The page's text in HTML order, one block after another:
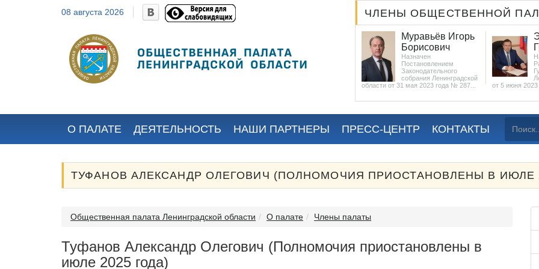
08 августа 2026 ЧЛЕНЫ ОБЩЕСТВЕННОЙ
Николай
Александрович
Избран местными
Геннадьевна
Избрана местными
общественными
организациями...
Муравьёв Игорь
Борисович
Назначен
Постановлением
Законодательного
собрания Ленинградской
области от 31 мая 2023 года № 287...
от 5 июня 2023 г. №
О ПАЛАТЕ ДЕЯТЕЛЬНОСТЬ НАШИ ПАРТНЕРЫ ПРЕСС-ЦЕНТР КОНТАКТЫ
ТУФАНОВ АЛЕКСАНДР ОЛЕГОВИЧ (ПОЛНОМОЧИЯ ПРИОСТАНОВЛЕНЫ В ИЮЛЕ
Общественная палата Ленинградской области О палате Члены палаты
Туфанов Александр Олегович (Полномочия приостановлены в
июле 2025 года)